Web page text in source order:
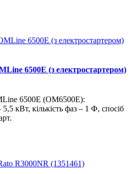
6500E (з електростартером)
6500E (OM6500E):
кВт, кількість фаз – 1 Ф, спосіб